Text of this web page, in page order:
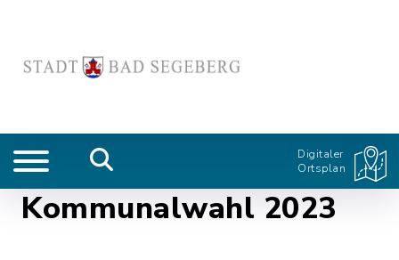
Digitaler
Ortsplan
Kommunalwahl 2023